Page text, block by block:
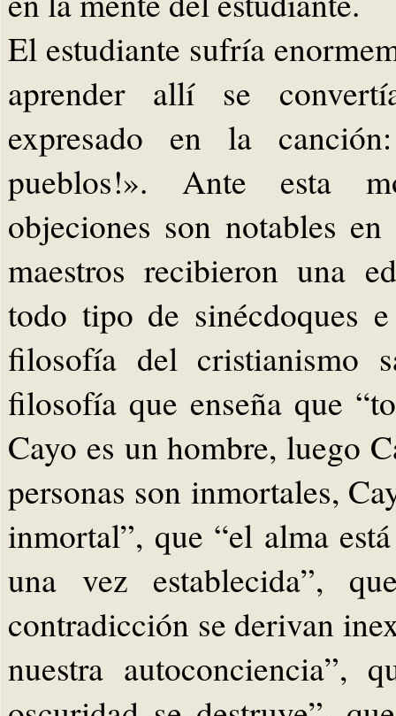
El estudiante sufría
aprender allí se
expresado en la
pueblos!». Ante esta
objeciones son notables
maestros recibieron una
todo tipo de sinécdoques
filosofía del cristianismo
filosofía que enseña que
Cayo es un hombre, luego
personas son inmortales,
inmortal”, que “el alma
una vez establecida”,
contradicción se derivan
nuestra autoconciencia”,